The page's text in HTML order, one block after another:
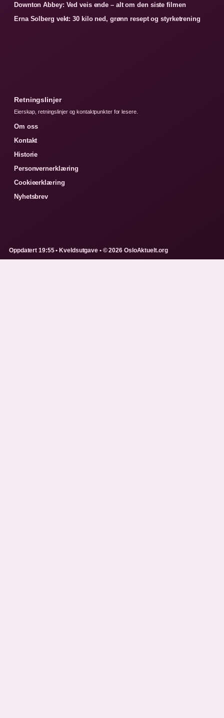
Downton Abbey: Ved veis ende – alt om den siste filmen
Erna Solberg vekt: 30 kilo ned, grønn resept og styrketrening
Retningslinjer
Eierskap, retningslinjer og kontaktpunkter for lesere.
Om oss
Kontakt
Historie
Personvernerklæring
Cookieerklæring
Nyhetsbrev
Oppdatert 19:55 • Kveldsutgave • © 2026 OsloAktuelt.org